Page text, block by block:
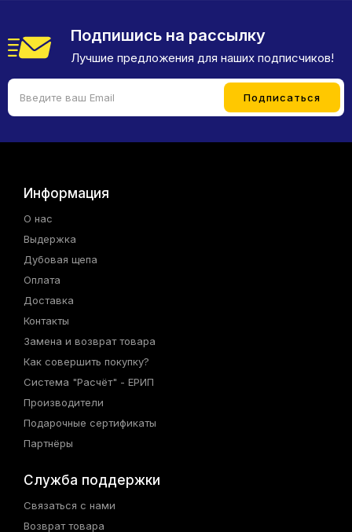
Подпишись на рассылку
Лучшие предложения для наших подписчиков!
Информация
О нас
Выдержка
Дубовая щепа
Оплата
Доставка
Контакты
Замена и возврат товара
Как совершить покупку?
Система "Расчёт" - ЕРИП
Производители
Подарочные сертификаты
Партнёры
Служба поддержки
Связаться с нами
Возврат товара